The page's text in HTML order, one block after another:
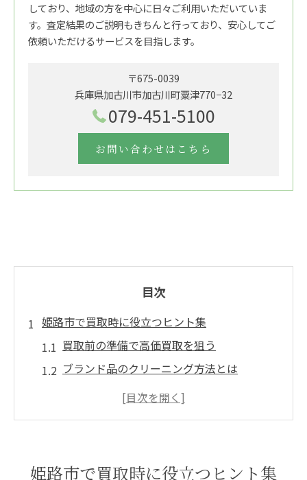
しており、地域の方を中心に日々ご利用いただいていま
す。査定結果のご説明もきちんと行っており、安心してご
依頼いただけるサービスを目指します。
〒675-0039
兵庫県加古川市加古川町粟津770−32
079-451-5100
お問い合わせはこちら
目次
姫路市で買取時に役立つヒント集
買取前の準備で高価買取を狙う
ブランド品のクリーニング方法とは
姫路市の口コミを活用するコツ
姫路での買取をスムーズに進める方法
姫路市で買取時に役立つヒント集